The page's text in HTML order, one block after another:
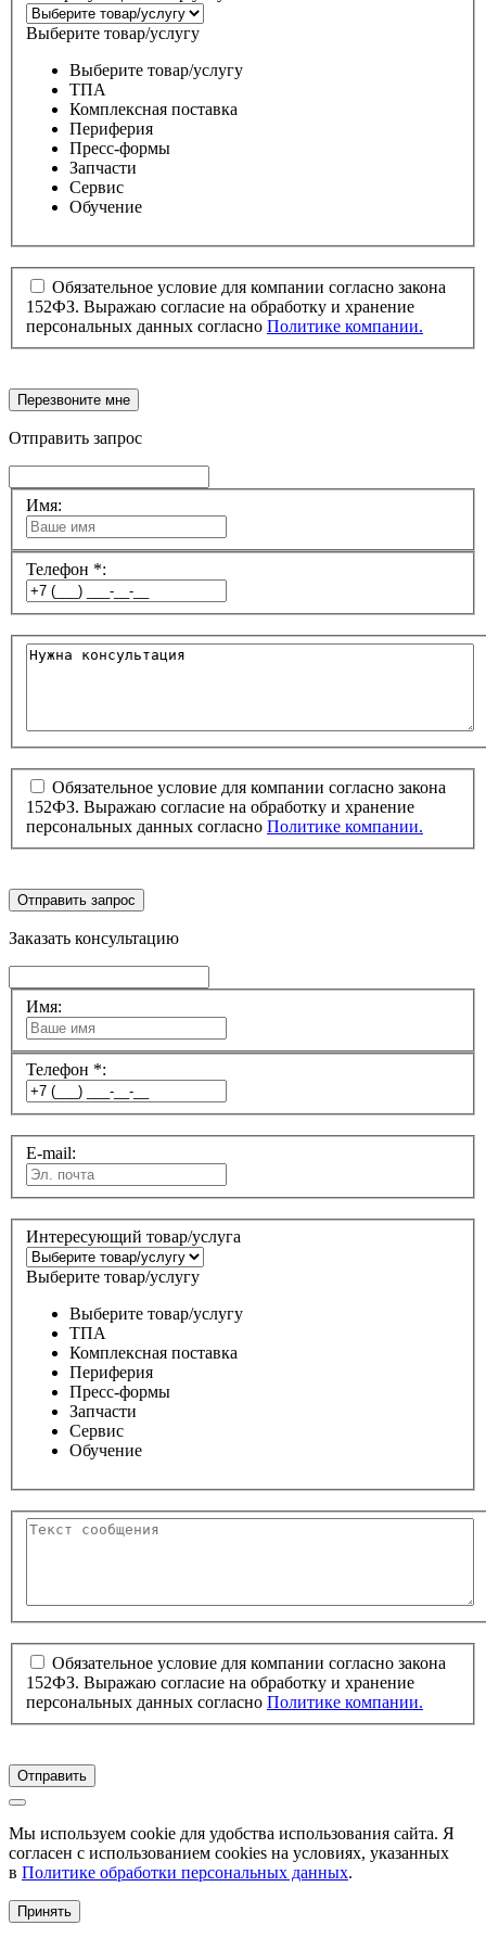
Выберите товар/услугу
Выберите товар/услугу
ТПА
Комплексная поставка
Периферия
Пресс-формы
Запчасти
Сервис
Обучение
Обязательное условие для компании согласно закона
152ФЗ. Выражаю согласие на обработку и хранение
персональных данных согласно Политике компании.
Перезвоните мне
Отправить запрос
Имя:
Телефон *:
Обязательное условие для компании согласно закона
152ФЗ. Выражаю согласие на обработку и хранение
персональных данных согласно Политике компании.
Отправить запрос
Заказать консультацию
Имя:
Телефон *:
E-mail:
Интересующий товар/услуга
Выберите товар/услугу
Выберите товар/услугу
ТПА
Комплексная поставка
Периферия
Пресс-формы
Запчасти
Сервис
Обучение
Обязательное условие для компании согласно закона
152ФЗ. Выражаю согласие на обработку и хранение
персональных данных согласно Политике компании.
Отправить
Мы используем cookie для удобства использования сайта. Я
согласен с использованием cookies на условиях, указанных
в Политике обработки персональных данных.
Принять